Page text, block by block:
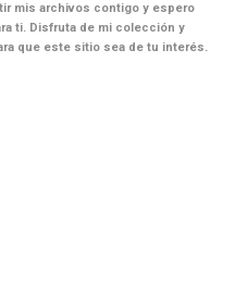
mis archivos contigo y espero
ti. Disfruta de mi colección y
que este sitio sea de tu interés.